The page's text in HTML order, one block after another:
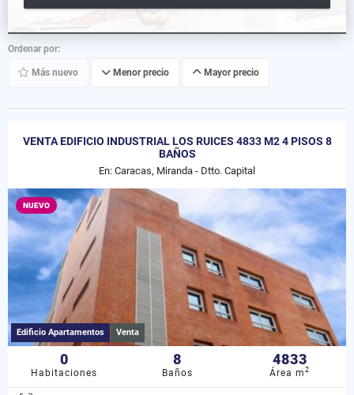
Ordenar por:
Más nuevo Menor precio Mayor precio
VENTA EDIFICIO INDUSTRIAL LOS RUICES 4833 M2 4 PISOS 8
BAÑOS
En: Caracas, Miranda - Dtto. Capital
NUEVO
Edificio Apartamentos Venta
0
Habitaciones
8
Baños
4833
Área m2